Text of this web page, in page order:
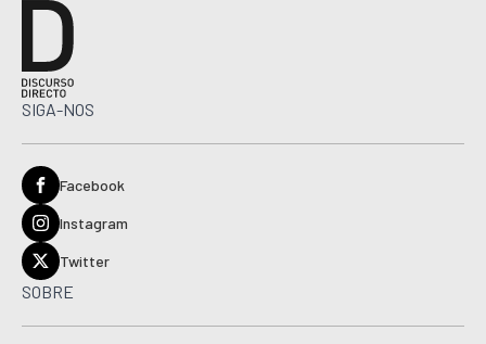
SIGA-NOS
Facebook
Instagram
Twitter
SOBRE